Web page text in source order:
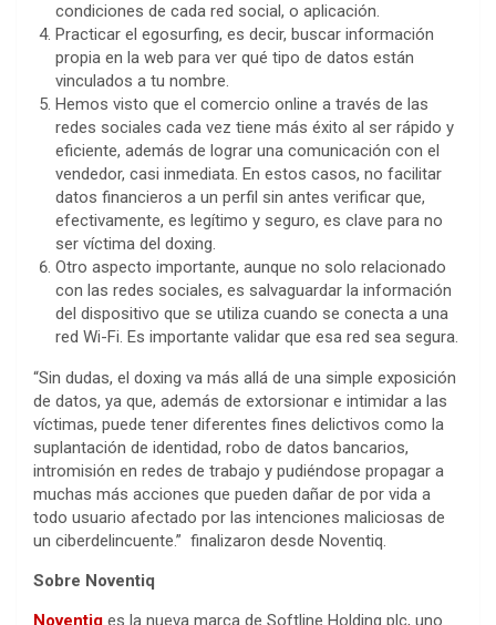
condiciones de cada red social, o aplicación.
Practicar el egosurfing, es decir, buscar información
propia en la web para ver qué tipo de datos están
vinculados a tu nombre.
Hemos visto que el comercio online a través de las
redes sociales cada vez tiene más éxito al ser rápido y
eficiente, además de lograr una comunicación con el
vendedor, casi inmediata. En estos casos, no facilitar
datos financieros a un perfil sin antes verificar que,
efectivamente, es legítimo y seguro, es clave para no
ser víctima del doxing.
Otro aspecto importante, aunque no solo relacionado
con las redes sociales, es salvaguardar la información
del dispositivo que se utiliza cuando se conecta a una
red Wi-Fi. Es importante validar que esa red sea segura.
“Sin dudas, el doxing va más allá de una simple exposición
de datos, ya que, además de extorsionar e intimidar a las
víctimas, puede tener diferentes fines delictivos como la
suplantación de identidad, robo de datos bancarios,
intromisión en redes de trabajo y pudiéndose propagar a
muchas más acciones que pueden dañar de por vida a
todo usuario afectado por las intenciones maliciosas de
un ciberdelincuente.” finalizaron desde Noventiq.
Sobre Noventiq